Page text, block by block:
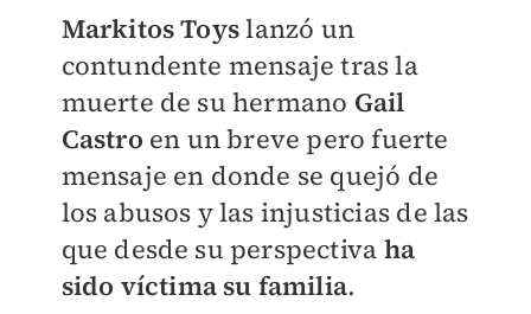
Markitos Toyslanzó un
contundente mensaje tras la
muerte de su hermano Gail
Castro en un breve pero fuerte
mensaje​ en donde se quejó de
los abusos y las injusticias de las
que desde su perspectiva ha
sido víctima su familia.